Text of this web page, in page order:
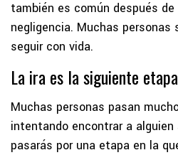
también es común después
negligencia. Muchas
seguir con vida.
La ira es la siguiente etapa
Muchas personas pasan
intentando encontrar a alguien
pasarás por una etapa en la